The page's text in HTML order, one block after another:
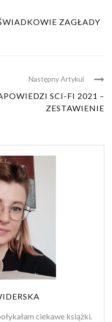
ZAGŁADY
Następny Artykul
SCI-FI 2021 –
ZESTAWIENIE
ciekawe książki.